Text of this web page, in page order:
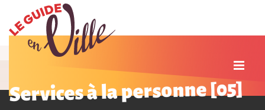
Services à la personne [05]